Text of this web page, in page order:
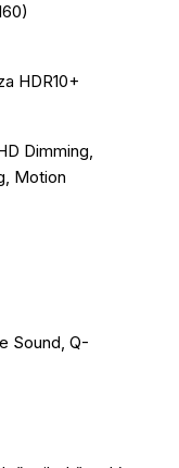
HDR10+
Dimming,
Motion
Sound, Q-